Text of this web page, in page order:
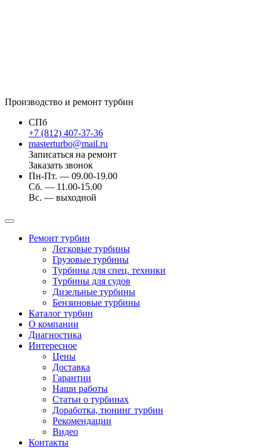
Производство и ремонт турбин
СПб
+7 (812) 407-37-36
masterturbo@mail.ru
Записаться на ремонт
Заказать звонок
Пн-Пт. — 09.00-19.00
Сб. — 11.00-15.00
Вс. — выходной
Ремонт турбин
Легковые турбины
Грузовые турбины
Турбины для спец. техники
Турбины для судов
Дизельные турбины
Бензиновые турбины
Каталог турбин
О компании
Диагностика
Интересное
Цены
Доставка
Гарантии
Наши работы
Статьи о турбинах
Доработка, тюнинг турбин
Рекомендации
Видео
Контакты